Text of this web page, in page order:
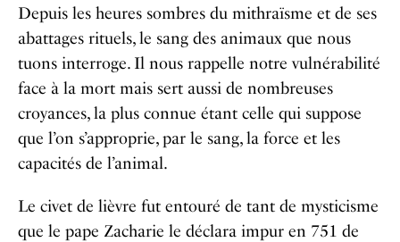
Depuis les heures sombres du mithraïsme et de ses
abattages rituels, le sang des animaux que nous
tuons interroge. Il nous rappelle notre vulnérabilité
face à la mort mais sert aussi de nombreuses
croyances, la plus connue étant celle qui suppose
que l’on s’approprie, par le sang, la force et les
capacités de l’animal.
Le civet de lièvre fut entouré de tant de mysticisme
que le pape Zacharie le déclara impur en 751 de